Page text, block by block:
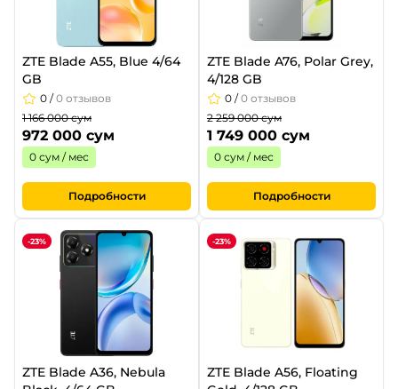
ZTE Blade A55, Blue 4/64
GB
0 /0 отзывов
1 166 000 сум
972 000 сум
0 сум / мес
Подробности
ZTE Blade A76, Polar Grey,
4/128 GB
0 /0 отзывов
2 259 000 сум
1 749 000 сум
0 сум / мес
Подробности
-23%
ZTE Blade A36, Nebula
-23%
ZTE Blade A56, Floating